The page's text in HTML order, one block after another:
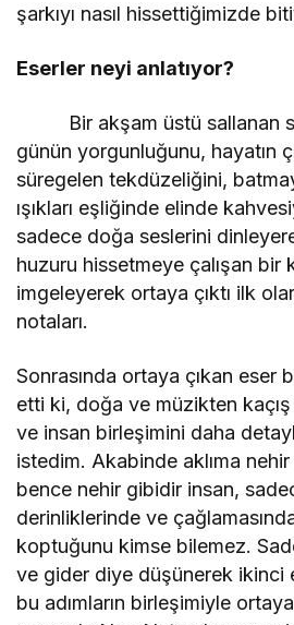
şarkıyı nasıl hissettiğimizde
Eserler neyi anlatıyor?
Bir akşam üstü sallanan
günün yorgunluğunu, hayatın
süregelen tekdüzeliğini,
ışıkları eşliğinde elinde
sadece doğa seslerini
huzuru hissetmeye çalışan bir
imgeleyerek ortaya çıktı ilk
notaları.
Sonrasında ortaya çıkan eser
etti ki, doğa ve müzikten
ve insan birleşimini daha
istedim. Akabinde aklıma
bence nehir gibidir insan,
derinliklerinde ve
koptuğunu kimse bilemez.
ve gider diye düşünerek ikinci
bu adımların birleşimiyle